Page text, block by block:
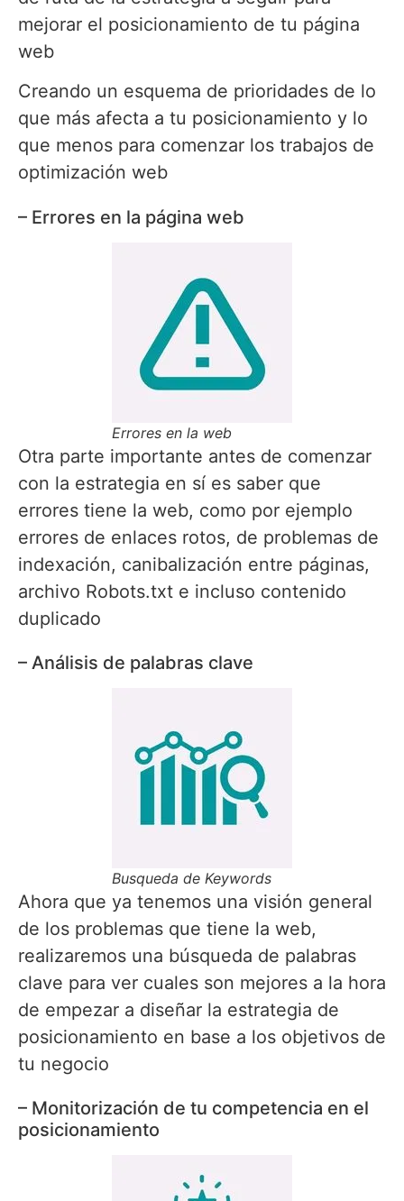
mejorar el posicionamiento de tu página
web
Creando un esquema de prioridades de lo
que más afecta a tu posicionamiento y lo
que menos para comenzar los trabajos de
optimización web
– Errores en la página web
Errores en la web
Otra parte importante antes de comenzar
con la estrategia en sí es saber que
errores tiene la web, como por ejemplo
errores de enlaces rotos, de problemas de
indexación, canibalización entre páginas,
archivo Robots.txt e incluso contenido
duplicado
– Análisis de palabras clave
Busqueda de Keywords
Ahora que ya tenemos una visión general
de los problemas que tiene la web,
realizaremos una búsqueda de palabras
clave para ver cuales son mejores a la hora
de empezar a diseñar la estrategia de
posicionamiento en base a los objetivos de
tu negocio
– Monitorización de tu competencia en el
posicionamiento